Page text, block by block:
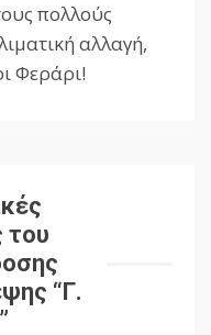
πολλούς
αλλαγή,
Φεράρι!
του
“Γ.